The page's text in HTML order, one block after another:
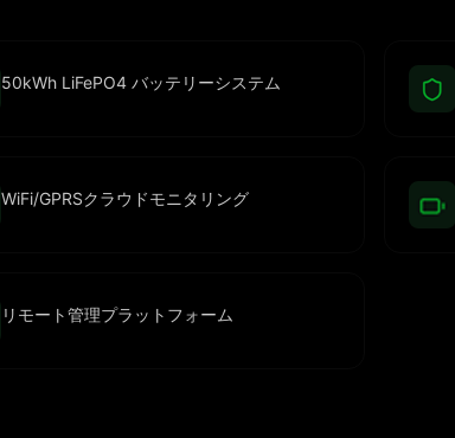
50kWh LiFePO4 バッテリーシステム
WiFi/GPRSクラウドモニタリング
リモート管理プラットフォーム